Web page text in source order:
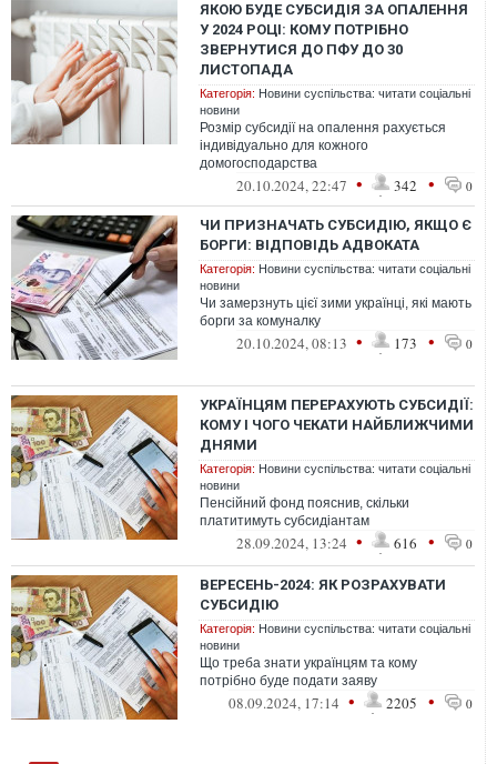
ЯКОЮ БУДЕ СУБСИДІЯ ЗА ОПАЛЕННЯ
У 2024 РОЦІ: КОМУ ПОТРІБНО
ЗВЕРНУТИСЯ ДО ПФУ ДО 30
ЛИСТОПАДА
Категорія: Новини суспільства: читати соціальні
новини
Розмір субсидії на опалення рахується
індивідуально для кожного
домогосподарства
20.10.2024, 22:47 • 342 • 0
ЧИ ПРИЗНАЧАТЬ СУБСИДІЮ, ЯКЩО Є
БОРГИ: ВІДПОВІДЬ АДВОКАТА
Категорія: Новини суспільства: читати соціальні
новини
Чи замерзнуть цієї зими українці, які мають
борги за комуналку
20.10.2024, 08:13 • 173 • 0
УКРАЇНЦЯМ ПЕРЕРАХУЮТЬ СУБСИДІЇ:
КОМУ І ЧОГО ЧЕКАТИ НАЙБЛИЖЧИМИ
ДНЯМИ
Категорія: Новини суспільства: читати соціальні
новини
Пенсійний фонд пояснив, скільки
платитимуть субсидіантам
28.09.2024, 13:24 • 616 • 0
ВЕРЕСЕНЬ-2024: ЯК РОЗРАХУВАТИ
СУБСИДІЮ
Категорія: Новини суспільства: читати соціальні
новини
Що треба знати українцям та кому
потрібно буде подати заяву
08.09.2024, 17:14 • 2205 • 0